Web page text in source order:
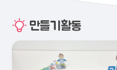
만들기활동